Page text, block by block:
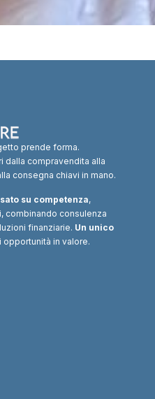
prende forma.
dalla compravendita alla
consegna chiavi in mano.
su competenza,
combinando consulenza
finanziarie. Un unico
in valore.